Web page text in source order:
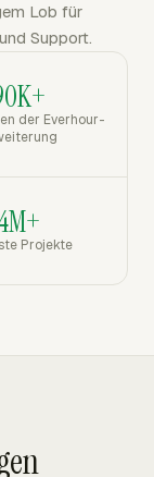
Lob für
Support.
der Everhour-
Projekte